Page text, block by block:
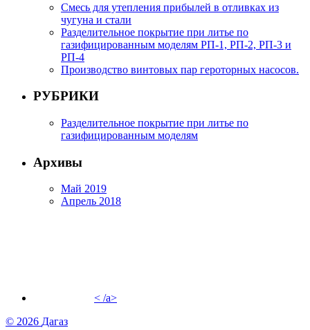
Смесь для утепления прибылей в отливках из
чугуна и стали
Разделительное покрытие при литье по
газифицированным моделям РП-1, РП-2, РП-3 и
РП-4
Производство винтовых пар героторных насосов.
РУБРИКИ
Разделительное покрытие при литье по
газифицированным моделям
Архивы
Май 2019
Апрель 2018
< /a>
© 2026 Дагаз